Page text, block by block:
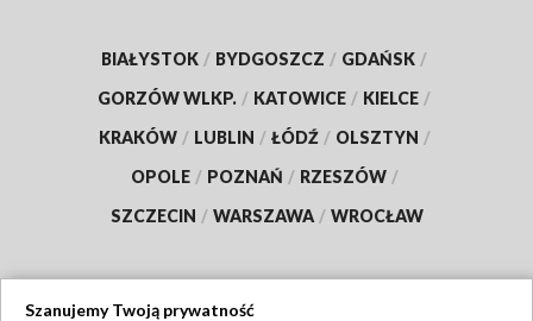
BIAŁYSTOK / BYDGOSZCZ / GDAŃSK /
GORZÓW WLKP. / KATOWICE / KIELCE /
KRAKÓW / LUBLIN / ŁÓDŹ / OLSZTYN /
OPOLE / POZNAŃ / RZESZÓW /
SZCZECIN / WARSZAWA / WROCŁAW
Szanujemy Twoją prywatność